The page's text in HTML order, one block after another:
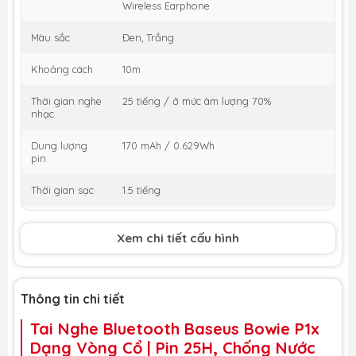
Wireless Earphone
Màu sắc Đen, Trắng
Khoảng cách 10m
Thời gian nghe
nhạc
25 tiếng / ở mức âm lượng 70%
Dung lượng
pin
170 mAh / 0.629Wh
Thời gian sạc 1.5 tiếng
Cổng sạc Micro
Trọng lượng 30.7g
Xem chi tiết cấu hình
Thông tin chi tiết
Tai Nghe Bluetooth Baseus Bowie P1x
Dạng Vòng Cổ | Pin 25H, Chống Nước